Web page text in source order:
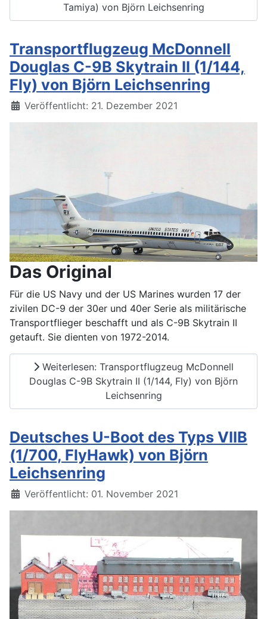
Tamiya) von Björn Leichsenring
Transportflugzeug McDonnell
Douglas C-9B Skytrain II (1/144,
Fly) von Björn Leichsenring
Details
Veröffentlicht: 21. Dezember 2021
Das Original
Für die US Navy und der US Marines wurden 17 der
zivilen DC-9 der 30er und 40er Serie als militärische
Transportflieger beschafft und als C-9B Skytrain II
getauft. Sie dienten von 1972-2014.
Weiterlesen: Transportflugzeug McDonnell
Douglas C-9B Skytrain II (1/144, Fly) von Björn
Leichsenring
Deutsches U-Boot des Typs VIIB
(1/700, FlyHawk) von Björn
Leichsenring
Details
Veröffentlicht: 01. November 2021